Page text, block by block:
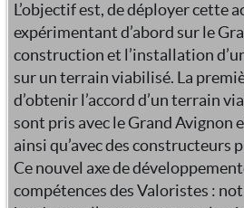
L’objectif est, de déployer cette
expérimentant d’abord sur le
construction et l’installation
sur un terrain viabilisé. La
d’obtenir l’accord d’un terrain
sont pris avec le Grand Avignon
ainsi qu’avec des constructeurs
Ce nouvel axe de
compétences des Valoristes :